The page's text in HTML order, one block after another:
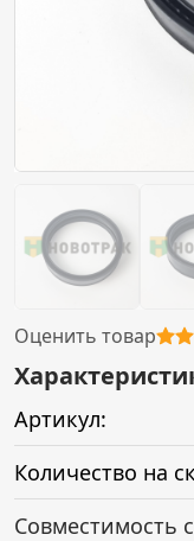
Оценить товар
Артикул:
Количество на
Совместимость